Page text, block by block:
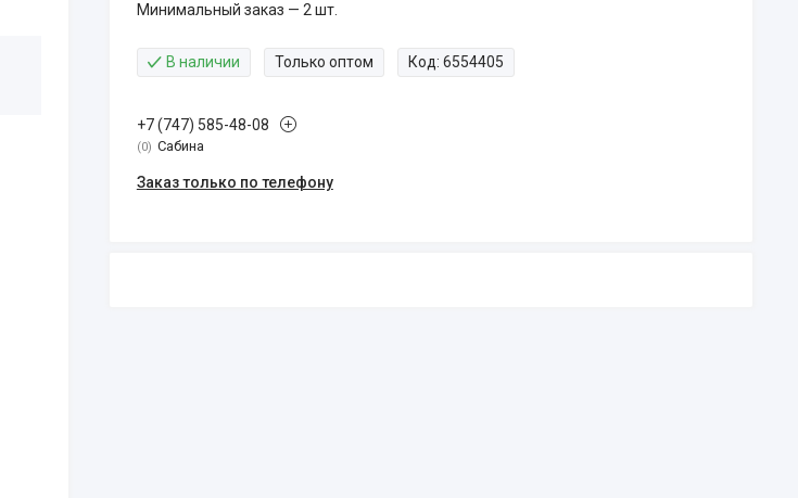
Минимальный заказ — 2 шт.
В наличии Только оптом Код: 6554405
+7 (747) 585-48-08
0 Сабина
Заказ только по телефону